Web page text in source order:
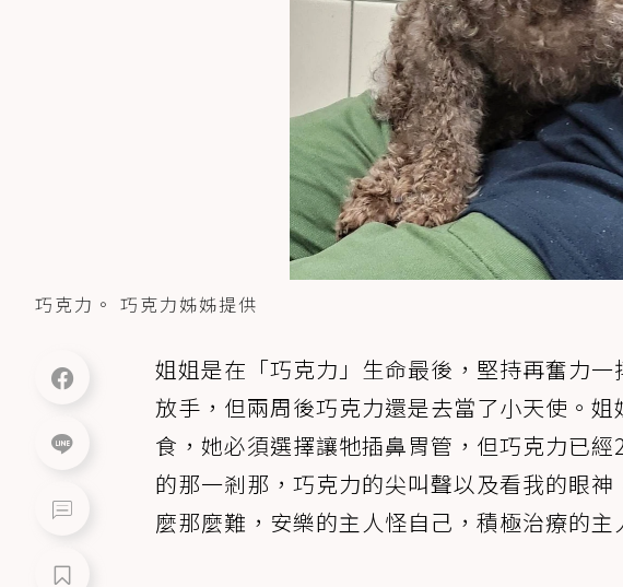
巧克力。 巧克力姊姊提供
姐姐是在「巧克力」生命最後，堅持再奮力
放手，但兩周後巧克力還是去當了小天使。
食，她必須選擇讓牠插鼻胃管，但巧克力已
的那一剎那，巧克力的尖叫聲以及看我的眼
麼那麼難，安樂的主人怪自己，積極治療的主